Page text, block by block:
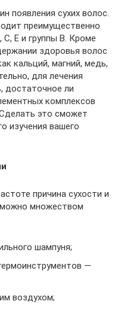
появления сухих волос.
преимущественно
Е и группы В. Кроме
здоровья волос
кальций, магний, медь,
для лечения
достаточное ли
комплексов
это сможет
изучения вашего
причина сухости и
множеством
шампуня;
—
воздухом;